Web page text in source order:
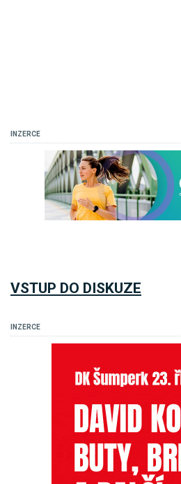
INZERCE
VSTUP DO DISKUZE
INZERCE